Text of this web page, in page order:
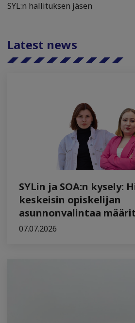
SYL:n hallituksen jäsen
Latest news
SYLin ja SOA:n kysely:
keskeisin opiskelijan
asunnonvalintaa
07.07.2026